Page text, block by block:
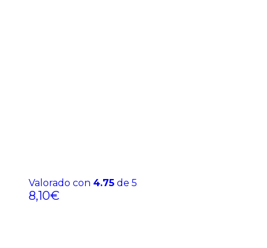
Valorado con 4.75 de 5
8,10€